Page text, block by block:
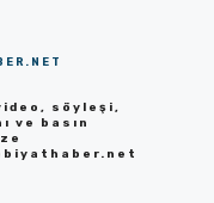
söyleşi,
ve basın